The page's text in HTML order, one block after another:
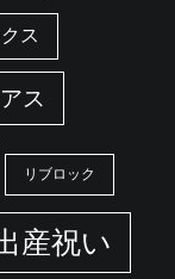
ス
ス
リブロック
産祝い